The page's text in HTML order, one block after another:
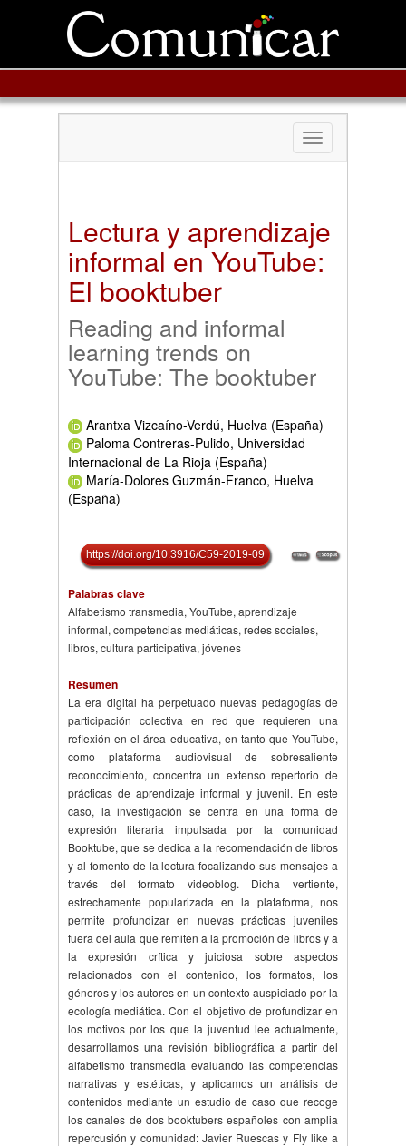
Toggle
navigation
Lectura y aprendizaje
informal en YouTube:
El booktuber
Reading and informal
learning trends on
YouTube: The booktuber
Arantxa Vizcaíno-Verdú, Huelva (España)
Paloma Contreras-Pulido, Universidad
Internacional de La Rioja (España)
María-Dolores Guzmán-Franco, Huelva
(España)
https://doi.org/10.3916/C59-2019-09
Palabras clave
Alfabetismo transmedia, YouTube, aprendizaje
informal, competencias mediáticas, redes sociales,
libros, cultura participativa, jóvenes
Resumen
La era digital ha perpetuado nuevas pedagogías de
participación colectiva en red que requieren una
reflexión en el área educativa, en tanto que YouTube,
como plataforma audiovisual de sobresaliente
reconocimiento, concentra un extenso repertorio de
prácticas de aprendizaje informal y juvenil. En este
caso, la investigación se centra en una forma de
expresión literaria impulsada por la comunidad
Booktube, que se dedica a la recomendación de libros
y al fomento de la lectura focalizando sus mensajes a
través del formato videoblog. Dicha vertiente,
estrechamente popularizada en la plataforma, nos
permite profundizar en nuevas prácticas juveniles
fuera del aula que remiten a la promoción de libros y a
la expresión crítica y juiciosa sobre aspectos
relacionados con el contenido, los formatos, los
géneros y los autores en un contexto auspiciado por la
ecología mediática. Con el objetivo de profundizar en
los motivos por los que la juventud lee actualmente,
desarrollamos una revisión bibliográfica a partir del
alfabetismo transmedia evaluando las competencias
narrativas y estéticas, y aplicamos un análisis de
contenidos mediante un estudio de caso que recoge
los canales de dos booktubers españoles con amplia
repercusión y comunidad: Javier Ruescas y Fly like a